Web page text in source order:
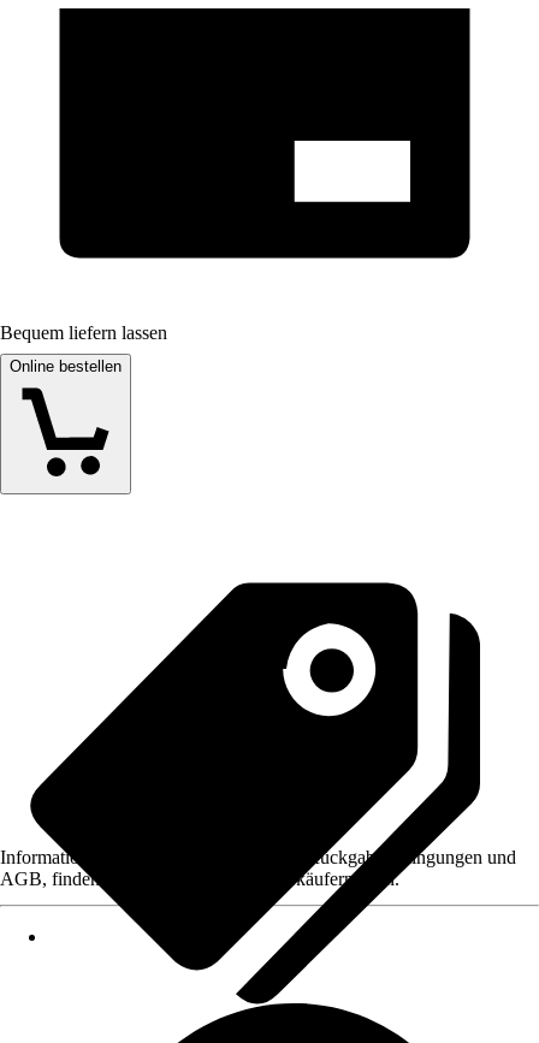
Bequem liefern lassen
Online bestellen
Informationen des Verkäufers, wie z. B. Rückgabebedingungen und
AGB, finden Sie bei Klick auf den Verkäufernamen.